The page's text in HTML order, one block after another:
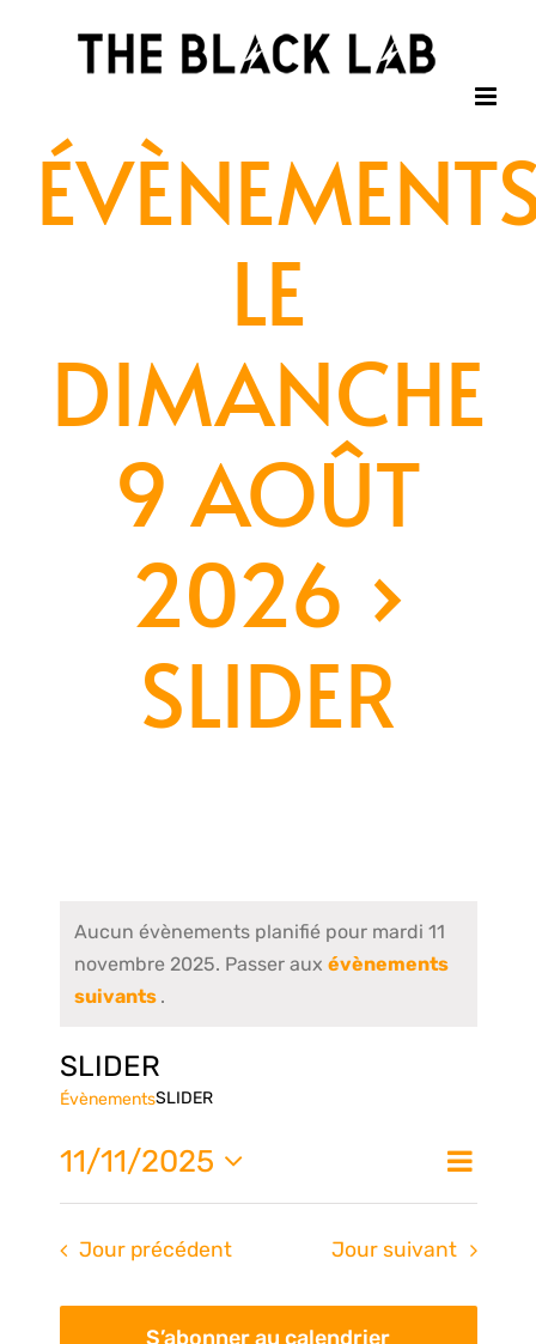
LE
DIMANCHE
9 AOÛT
2026 ›
SLIDER
Aucun évènements planifié pour mardi 11
novembre 2025. Passer aux évènements
suivants .
SLIDER
ÉvènementsSLIDER
de
Jour
11/11/2025
Sélectionnez
date.
Jour précédent Jour suivant
S’abonner au calendrier